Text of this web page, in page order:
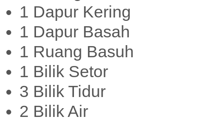
1 Dapur Kering
1 Dapur Basah
1 Ruang Basuh
1 Bilik Setor
3 Bilik Tidur
2 Bilik Air